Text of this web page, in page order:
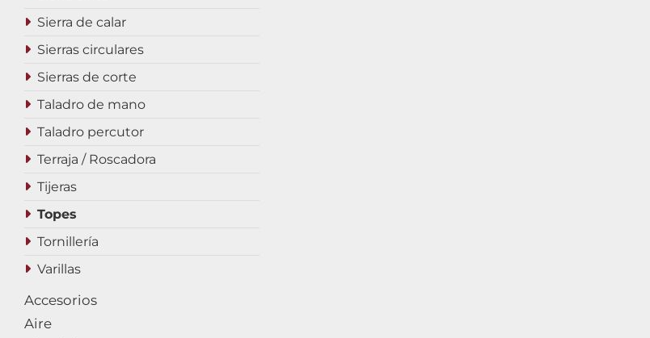
Sierra de calar
Sierras circulares
Sierras de corte
Taladro de mano
Taladro percutor
Terraja / Roscadora
Tijeras
Topes
Tornillería
Varillas
Accesorios
Aire